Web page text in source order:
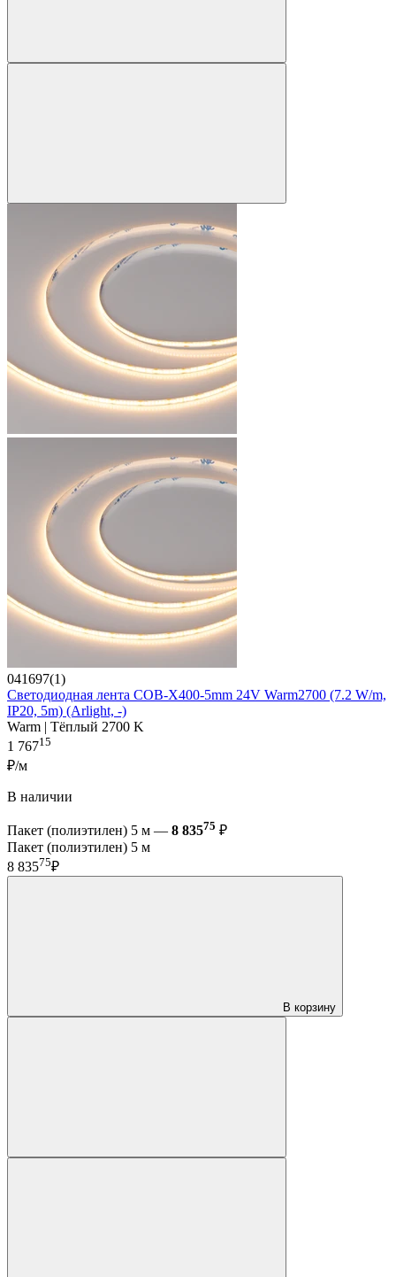
041697(1)
Светодиодная лента COB-X400-5mm 24V Warm2700 (7.2 W/m,
IP20, 5m) (Arlight, -)
Warm | Тёплый 2700 K
1 76715
₽/м
В наличии
Пакет (полиэтилен) 5 м — 8 83575 ₽
Пакет (полиэтилен) 5 м
8 83575₽
В корзину